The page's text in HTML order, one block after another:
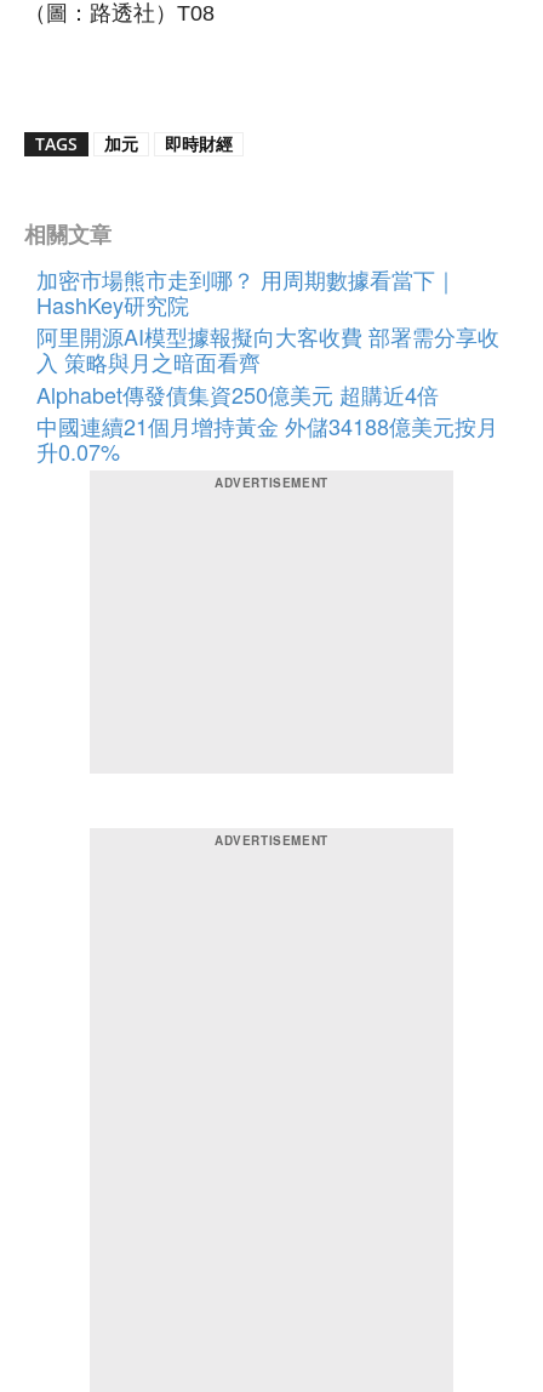
（圖：路透社）T08
TAGS 加元 即時財經
相關文章
加密市場熊市走到哪？ 用周期數據看當下｜
HashKey研究院
阿里開源AI模型據報擬向大客收費 部署需分享收
入 策略與月之暗面看齊
Alphabet傳發債集資250億美元 超購近4倍
中國連續21個月增持黃金 外儲34188億美元按月
升0.07%